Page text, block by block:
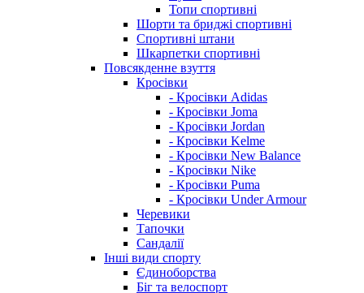
Топи спортивні
Шорти та бриджі спортивні
Спортивні штани
Шкарпетки спортивні
Повсякденне взуття
Кросівки
- Кросівки Adidas
- Кросівки Joma
- Кросівки Jordan
- Кросівки Kelme
- Кросівки New Balance
- Кросівки Nike
- Кросівки Puma
- Кросівки Under Armour
Черевики
Тапочки
Сандалії
Інші види спорту
Єдиноборства
Біг та велоспорт